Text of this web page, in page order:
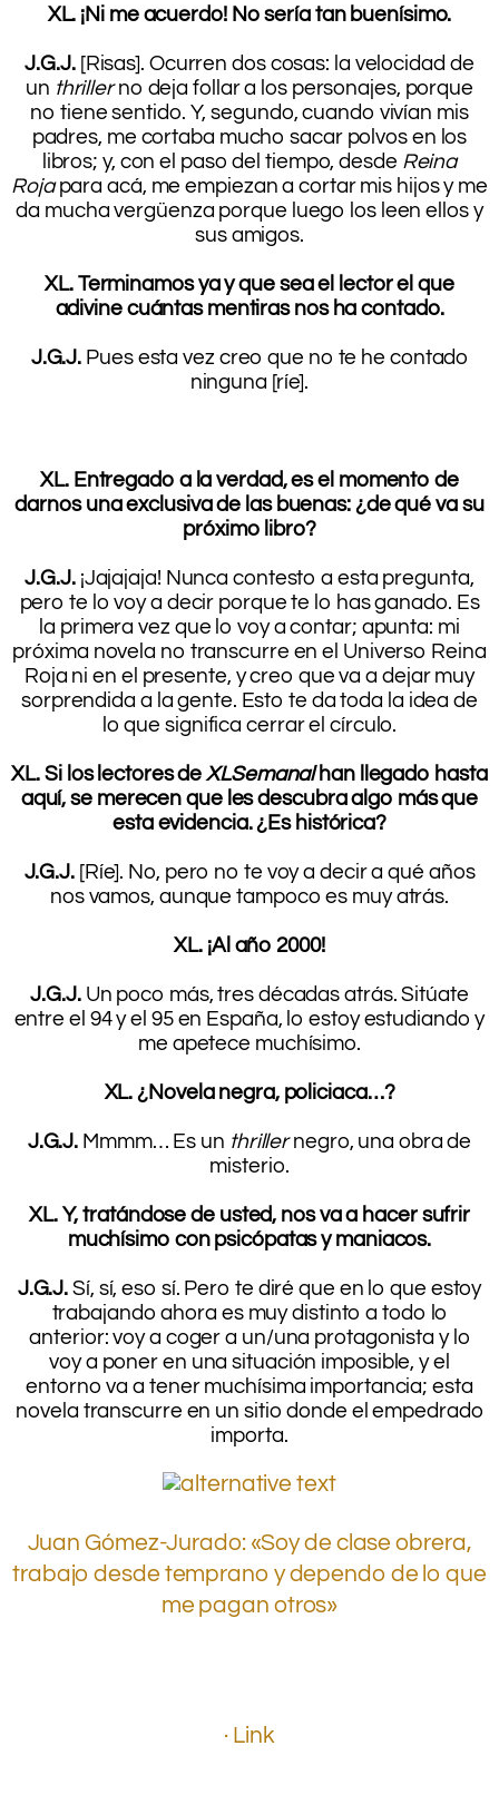
XL. ¡Ni me acuerdo! No sería tan buenísimo.
J.G.J.[Risas]. Ocurren dos cosas: la velocidad de
un thrillerno deja follar a los personajes, porque
no tiene sentido. Y, segundo, cuando vivían mis
padres, me cortaba mucho sacar polvos en los
libros; y, con el paso del tiempo, desde Reina
Rojapara acá, me empiezan a cortar mis hijos y me
da mucha vergüenza porque luego los leen ellos y
sus amigos.
XL. Terminamos ya y que sea el lector el que
adivine cuántas mentiras nos ha contado.
J.G.J. Pues esta vez creo que no te he contado
ninguna [ríe].
XL. Entregado a la verdad, es el momento de
darnos una exclusiva de las buenas: ¿de qué va su
próximo libro?
J.G.J.¡Jajajaja! Nunca contesto a esta pregunta,
pero te lo voy a decir porque te lo has ganado. Es
la primera vez que lo voy a contar; apunta: mi
próxima novela no transcurre en el Universo Reina
Roja ni en el presente, y creo que va a dejar muy
sorprendida a la gente. Esto te da toda la idea de
lo que significa cerrar el círculo.
XL. Si los lectores deXLSemanalhan llegado hasta
aquí, se merecen que les descubra algo más que
esta evidencia. ¿Es histórica?
J.G.J.[Ríe]. No, pero no te voy a decir a qué años
nos vamos, aunque tampoco es muy atrás.
XL. ¡Al año 2000!
J.G.J.Un poco más, tres décadas atrás. Sitúate
entre el 94 y el 95 en España, lo estoy estudiando y
me apetece muchísimo.
XL. ¿Novela negra, policiaca…?
J.G.J. Mmmm… Es un thrillernegro, una obra de
misterio.
XL. Y, tratándose de usted, nos va a hacer sufrir
muchísimo con psicópatas y maniacos.
J.G.J. Sí, sí, eso sí. Pero te diré que en lo que estoy
trabajando ahora es muy distinto a todo lo
anterior: voy a coger a un/una protagonista y lo
voy a poner en una situación imposible, y el
entorno va a tener muchísima importancia; esta
novela transcurre en un sitio donde el empedrado
importa.
Juan Gómez-Jurado: «Soy de clase obrera,
trabajo desde temprano y dependo de lo que
me pagan otros»
· Link